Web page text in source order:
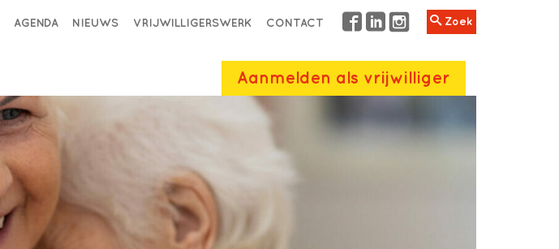
AGENDA NIEUWS VRIJWILLIGERSWERK CONTACT Zoek
Aanmelden als vrijwilliger